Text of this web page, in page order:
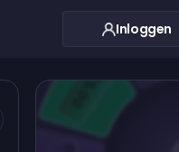
Inloggen
$5.00
$0.10